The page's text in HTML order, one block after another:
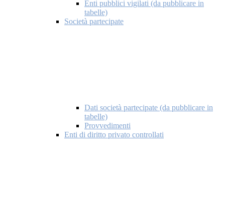
Enti pubblici vigilati (da pubblicare in
tabelle)
Società partecipate
Dati società partecipate (da pubblicare in
tabelle)
Provvedimenti
Enti di diritto privato controllati